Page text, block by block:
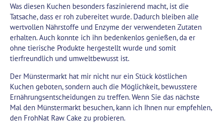
Was diesen Kuchen besonders faszinierend macht, ist die
Tatsache, dass er roh zubereitet wurde. Dadurch bleiben alle
wertvollen Nährstoffe und Enzyme der verwendeten Zutaten
erhalten. Auch konnte ich ihn bedenkenlos genießen, da er
ohne tierische Produkte hergestellt wurde und somit
tierfreundlich und umweltbewusst ist.
Der Münstermarkt hat mir nicht nur ein Stück köstlichen
Kuchen geboten, sondern auch die Möglichkeit, bewusstere
Ernährungsentscheidungen zu treffen. Wenn Sie das nächste
Mal den Münstermarkt besuchen, kann ich Ihnen nur empfehlen,
den FrohNat Raw Cake zu probieren.